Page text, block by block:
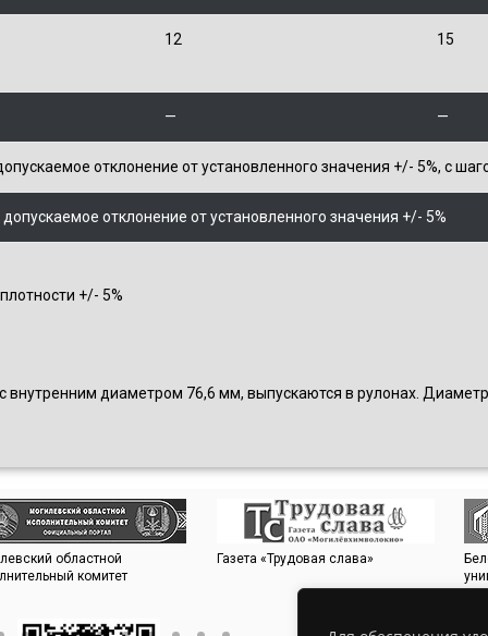
12 15
— —
отклонение от установленного значения +/- 5%, с
отклонение от установленного значения +/- 5%
+/- 5%
диаметром 76,6 мм, выпускаются в рулонах.
областной
комитет
Газета «Трудовая слава»